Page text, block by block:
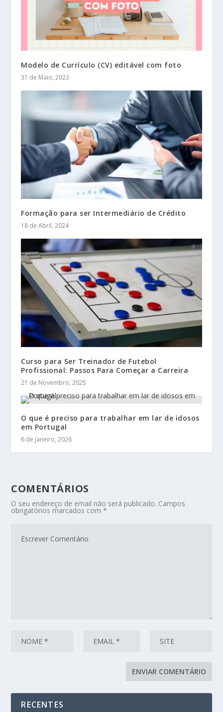
Modelo de Currículo (CV) editável com foto
31 de Maio, 2023
Formação para ser Intermediário de Crédito
18 de Abril, 2024
Curso para Ser Treinador de Futebol
Profissional: Passos Para Começar a Carreira
21 de Novembro, 2025
O que é preciso para trabalhar em lar de idosos
em Portugal
6 de Janeiro, 2026
COMENTÁRIOS
O seu endereço de email não será publicado. Campos
obrigatórios marcados com*
RECENTES